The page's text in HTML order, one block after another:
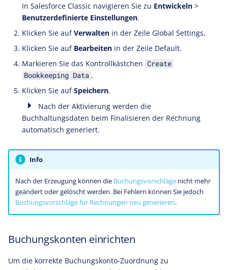
In Salesforce Classic navigieren Sie zu Entwickeln >
Benutzerdefinierte Einstellungen.
Klicken Sie aufVerwalten in der Zeile Global Settings.
Klicken Sie auf Bearbeiten in der Zeile Default.
Markieren Sie das Kontrollkästchen Create
Bookkeeping Data .
Klicken Sie aufSpeichern.
Nach der Aktivierung werden die
Buchhaltungsdaten beim Finalisieren der Rechnung
automatisch generiert.
Info
Nach der Erzeugung können die Buchungsvorschlägenicht mehr
geändert oder gelöscht werden. Bei Fehlern können Sie jedoch
Buchungsvorschläge für Rechnungen neu generieren.
Buchungskonten einrichten
Um die korrekte Buchungskonto-Zuordnung zu